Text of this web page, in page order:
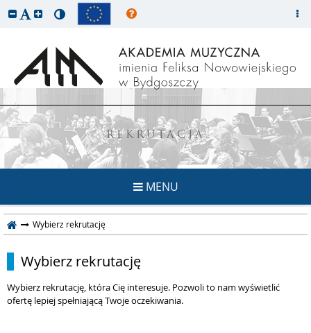
REKRUTACJA
MENU
Wybierz rekrutację
Wybierz rekrutację
Wybierz rekrutację, która Cię interesuje. Pozwoli to nam wyświetlić
ofertę lepiej spełniającą Twoje oczekiwania.